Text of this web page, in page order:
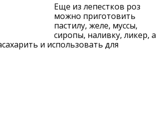
Еще из лепестков роз
можно приготовить
пастилу, желе, муссы,
сиропы, наливку, ликер, а
и использовать для